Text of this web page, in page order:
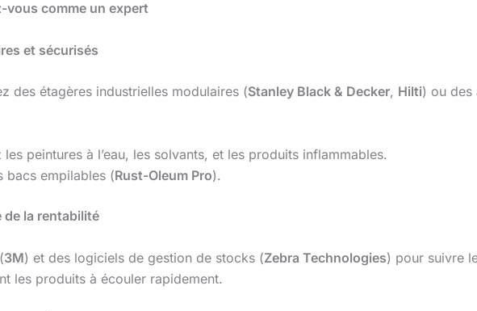
vous comme un expert
et sécurisés
des étagères industrielles modulaires (Stanley Black & Decker, Hilti) ou des
les peintures à l’eau, les solvants, et les produits inflammables.
bacs empilables (Rust-Oleum Pro).
de la rentabilité
3M) et des logiciels de gestion de stocks (Zebra Technologies) pour suivre
les produits à écouler rapidement.